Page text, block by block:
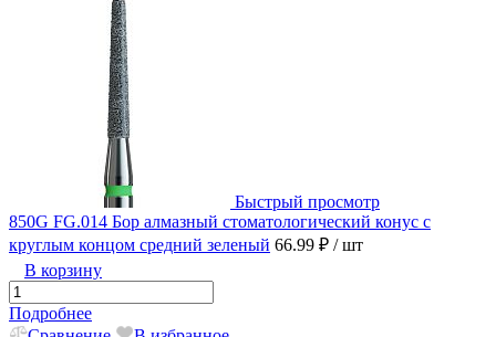
Быстрый просмотр
850G FG.014 Бор алмазный стоматологический конус с
круглым концом средний зеленый 66.99 ₽ / шт
В корзину
Подробнее